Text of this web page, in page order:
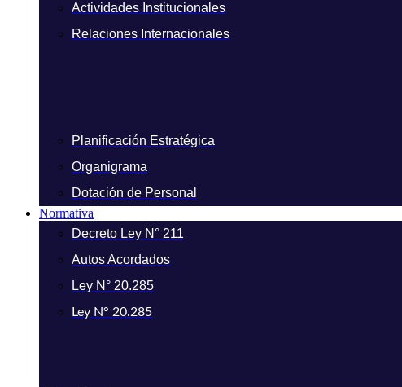
Actividades Institucionales
Relaciones Internacionales
Planificación Estratégica
Organigrama
Dotación de Personal
Normativa
Decreto Ley N° 211
Autos Acordados
Ley N° 20.285
Ley N° 20.285